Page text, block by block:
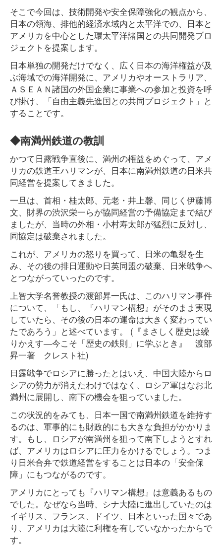
そこで今回は、技術開発や安全保障強化の観点から、
日本の領海、排他的経済水域内と太平洋での、日本と
アメリカを中心とした環太平洋諸国との共同開発プロ
ジェクトを提案します。
日本単独の開発だけでなく、広く日本の海洋権益が及
ぶ海域での海洋開発に、アメリカやオーストラリア、
ＡＳＥＡＮ諸国の外国企業に事業への参加と投資を呼
び掛け、「自由主義先進国との共同プロジェクト」と
することです。
◆南満州鉄道の教訓
かつて日露戦争直後に、満州の権益をめぐって、アメ
リカの鉄道王ハリマンが、日本に南満州鉄道の日米共
同経営を提案してきました。
一旦は、首相・桂太郎、元老・井上馨、同じく伊藤博
文、財界の渋沢栄一らが協同経営の予備協定まで結び
ましたが、当時の外相・小村寿太郎が猛烈に反対し、
同協定は破棄されました。
これが、アメリカの怒りを買って、日米の亀裂を生
み、その後の排日運動や日英同盟の破棄、日米戦争へ
とつながっていったのです。
上智大学名誉教授の渡部昇一氏は、このハリマン事件
について、「もし、『ハリマン構想』がそのまま実現
していたら、その後の日本の運命は大きく変わってい
たであろう」と述べています。 (『まさしく歴史は繰
りかえす―今こそ「歴史の鉄則」に学ぶとき』 渡部
昇一著 クレスト社)
日露戦争でロシアに勝ったとはいえ、中国大陸からロ
シアの勢力が消えたわけではなく、ロシア軍はなお北
満州に展開し、南下の機会を狙っていました。
この状況的をみても、日本一国で南満州鉄道を維持す
るのは、軍事的にも財政的にも大きな負担がかかりま
す。もし、ロシアが南満州を狙って南下しようとすれ
ば、アメリカはロシアに圧力をかけるでしょう。つま
り日米合弁で鉄道経営をすることは日本の「安全保
障」にもつながるのです。
アメリカにとっても『ハリマン構想』は意義あるもの
でした。なぜなら当時、シナ大陸に進出していたのは
イギリス、フランス、ドイツ、日本といった国々であ
り、アメリカは大陸に利権を有していなかったからで
す。